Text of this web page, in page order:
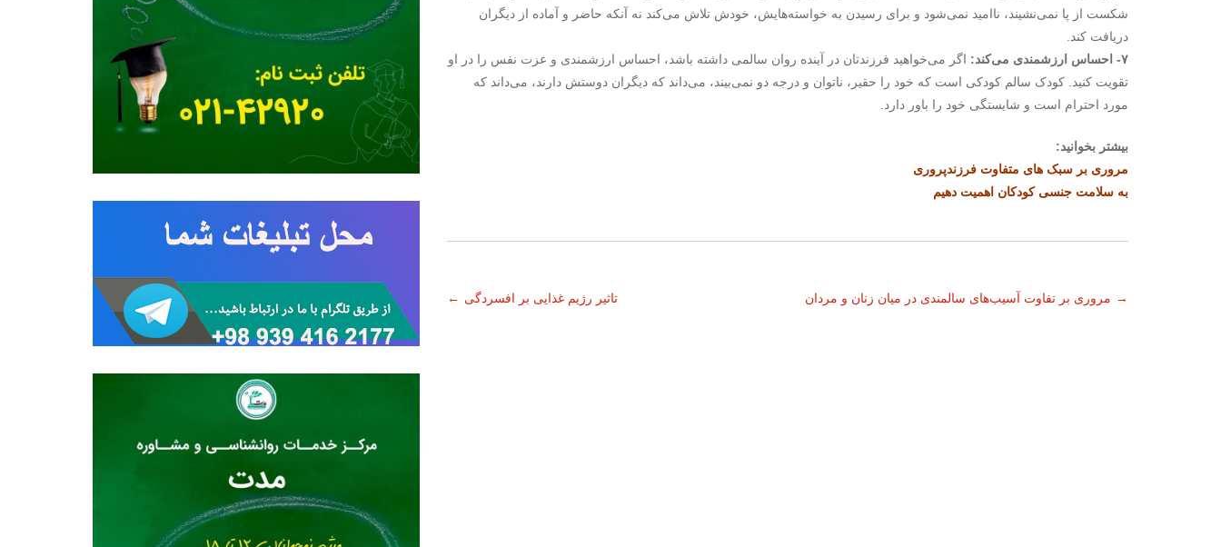
شکست از پا نمی‌نشیند، ناامید نمی‌شود و برای رسیدن به خواسته‌هایش، خودش تلاش می‌کند نه آنکه حاضر و آماده از دیگران
دریافت کند.
۷- احساس ارزشمندی می‌کند:
اگر می‌خواهید فرزندتان در آینده روان سالمی داشته باشد، احساس ارزشمندی و عزت نفس را در او
تقویت کنید. کودک سالم کودکی است که خود را حقیر، ناتوان و درجه دو نمی‌بیند، می‌داند که دیگران دوستش دارند، می‌داند که
مورد احترام است و شایستگی خود را باور دارد.
بیشتر بخوانید:
مروری بر سبک های متفاوت فرزندپروری
به سلامت جنسی کودکان اهمیت دهیم
ناوبری
← تاثیر رژیم غذایی بر افسردگی مروری بر تفاوت آسیب‌های سالمندی در میان زنان و مردان →